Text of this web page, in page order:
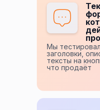
Мы
заголовки,
тексты на
что продаёт